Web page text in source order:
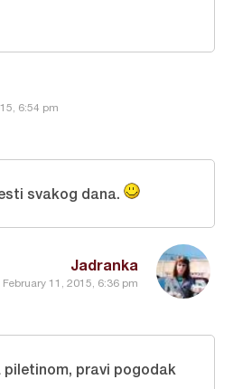
6:54 pm
Jadranka
February 11, 2015, 6:36 pm
svakog dana.
piletinom, pravi pogodak